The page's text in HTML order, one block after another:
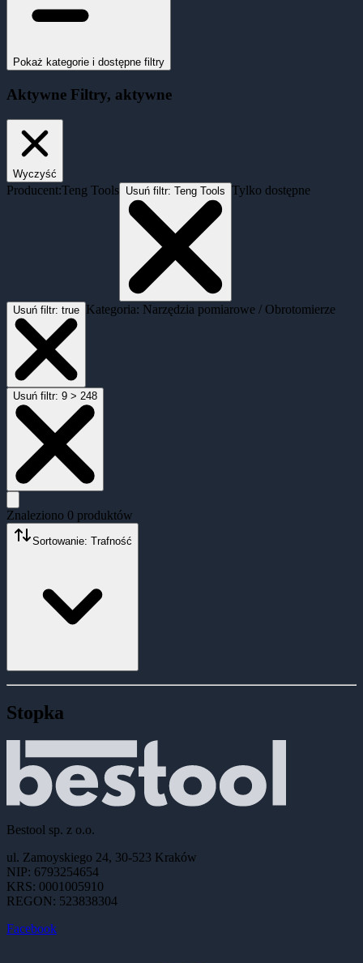
Pokaż kategorie i dostępne filtry
Aktywne Filtry, aktywne
Wyczyść
Producent:Teng Tools Usuń filtr: Teng Tools Tylko dostępne
Usuń filtr: true Kategoria: Narzędzia pomiarowe / Obrotomierze
Usuń filtr: 9 > 248
Znaleziono 0 produktów
Sortowanie: Trafność
Stopka
Bestool sp. z o.o.
ul. Zamoyskiego 24, 30-523 Kraków
NIP: 6793254654
KRS: 0001005910
REGON: 523838304
Facebook